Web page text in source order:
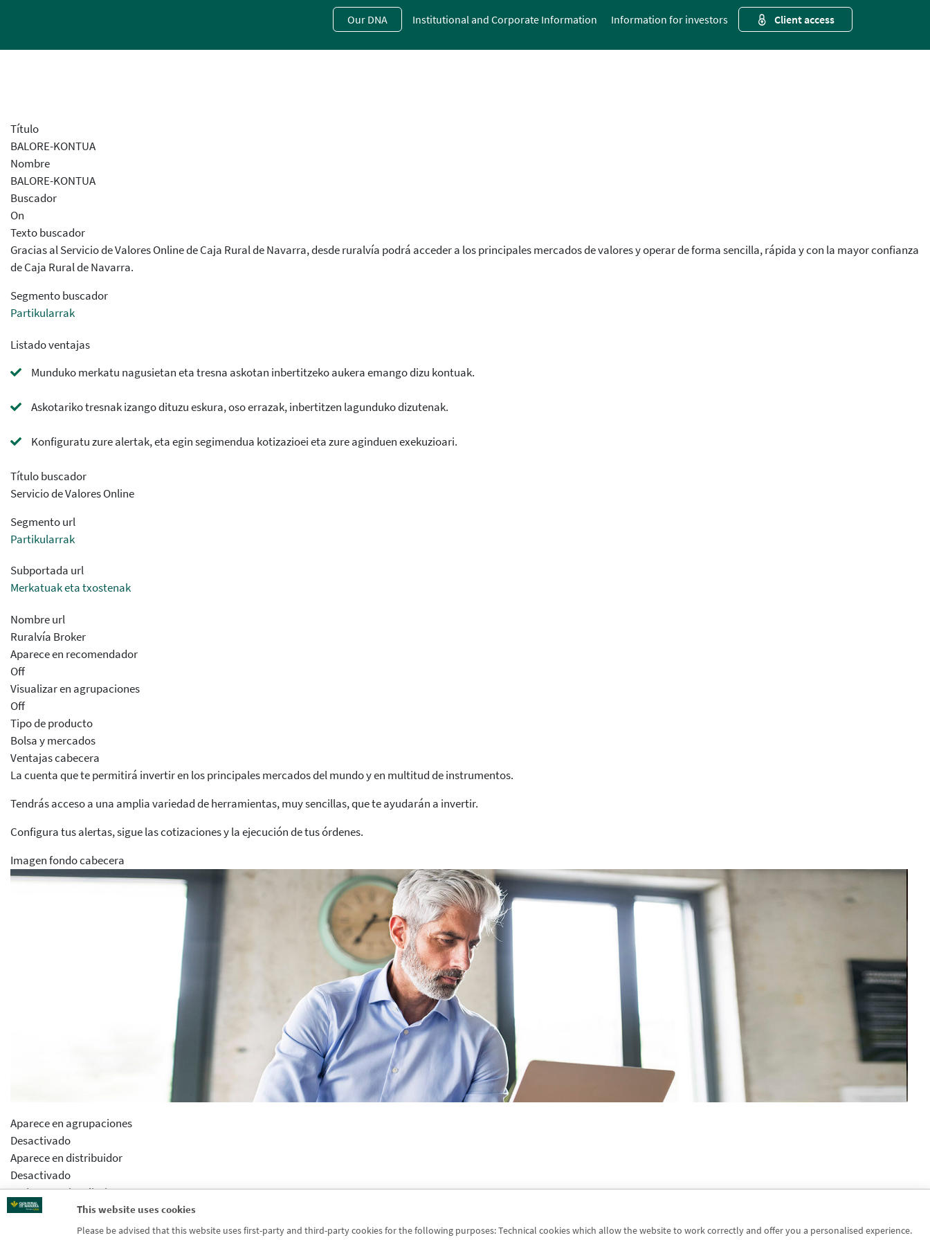
This website uses cookies
Please be advised that this website uses first-party and third-party cookies for the following purposes: Technical cookies which allow the website to work correctly and offer you a personalised experience.
to
Our DNA Institutional and Corporate Information Information for investors Client access
Título
BALORE-KONTUA
Nombre
BALORE-KONTUA
Buscador
On
Texto buscador
Gracias al Servicio de Valores Online de Caja Rural de Navarra, desde ruralvía podrá acceder a los principales mercados de valores y operar de forma sencilla, rápida y con la mayor confianza
de Caja Rural de Navarra.
Segmento buscador
Partikularrak
Listado ventajas
Munduko merkatu nagusietan eta tresna askotan inbertitzeko aukera emango dizu kontuak.
Askotariko tresnak izango dituzu eskura, oso errazak, inbertitzen lagunduko dizutenak.
Konfiguratu zure alertak, eta egin segimendua kotizazioei eta zure aginduen exekuzioari.
Título buscador
Servicio de Valores Online
Segmento url
Partikularrak
Subportada url
Merkatuak eta txostenak
Nombre url
Ruralvía Broker
Aparece en recomendador
Off
Visualizar en agrupaciones
Off
Tipo de producto
Bolsa y mercados
Ventajas cabecera
La cuenta que te permitirá invertir en los principales mercados del mundo y en multitud de instrumentos.
Tendrás acceso a una amplia variedad de herramientas, muy sencillas, que te ayudarán a invertir.
Configura tus alertas, sigue las cotizaciones y la ejecución de tus órdenes.
Imagen fondo cabecera
Aparece en agrupaciones
Desactivado
Aparece en distribuidor
Desactivado
Activar previsualizcion
Desactivado
Módulos drupal